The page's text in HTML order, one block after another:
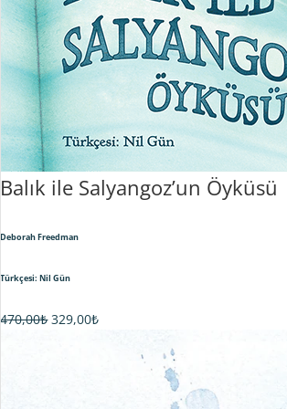
Balık ile Salyangoz’un Öyküsü
Deborah Freedman
Türkçesi: Nil Gün
470,00₺ Orijinal
329,00₺Şu